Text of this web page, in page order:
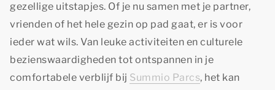
gezellige uitstapjes. Of je nu samen met je partner,
vrienden of het hele gezin op pad gaat, er is voor
ieder wat wils. Van leuke activiteiten en culturele
bezienswaardigheden tot ontspannen in je
comfortabele verblijf bij Summio Parcs, het kan